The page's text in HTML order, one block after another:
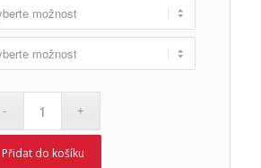
Přidat do košíku